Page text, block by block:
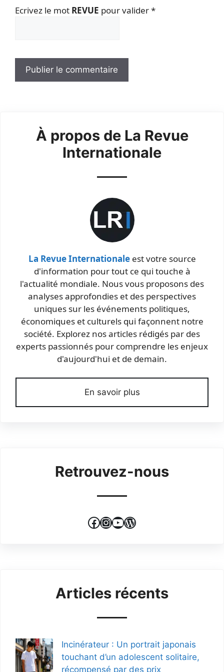
Ecrivez le mot REVUE pour valider*
À propos de La Revue
Internationale
La Revue Internationaleest votre source
d'information pour tout ce qui touche à
l'actualité mondiale. Nous vous proposons des
analyses approfondies et des perspectives
uniques sur les événements politiques,
économiques et culturels qui façonnent notre
société. Explorez nos articles rédigés par des
experts passionnés pour comprendre les enjeux
d'aujourd'hui et de demain.
En savoir plus
Retrouvez-nous
Facebook
Instagram
YouTube
WordPress
Articles récents
Incinérateur : Un portrait japonais
touchant d’un adolescent solitaire,
récompensé par des prix